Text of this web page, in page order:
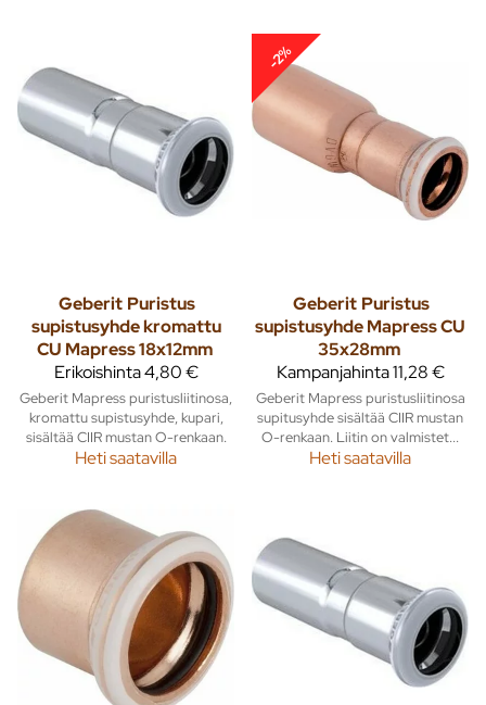
Geberit Puristus
supistusyhde kromattu
CU Mapress 18x12mm
Erikoishinta4,80 €
Geberit Mapress puristusliitinosa,
kromattu supistusyhde, kupari,
sisältää CIIR mustan O-renkaan.
Heti saatavilla
-2%
Geberit Puristus
supistusyhde Mapress CU
35x28mm
Kampanjahinta11,28 €
Geberit Mapress puristusliitinosa
supitusyhde sisältää CIIR mustan
O-renkaan. Liitin on valmistet...
Heti saatavilla